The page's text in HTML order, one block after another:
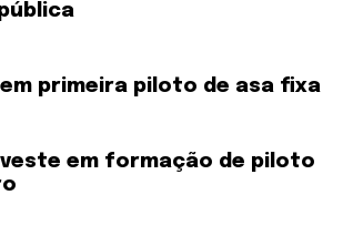
tem primeira piloto de asa fixa
em formação de piloto